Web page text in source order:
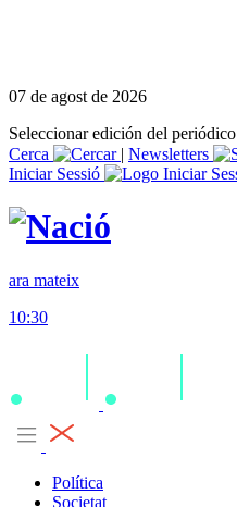
07 de agost de 2026
Seleccionar edición del periódico
Cerca
| Newsletters
Iniciar Sessió
ara mateix
10:30
Política
Societat